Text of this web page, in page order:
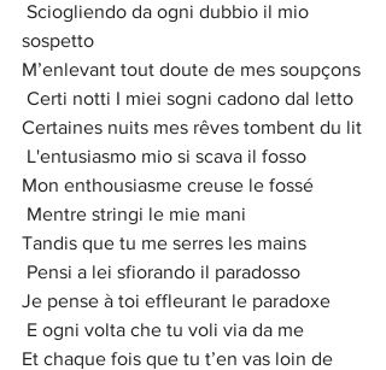
sospetto
M’enlevant tout doute de mes soupçons
Certi notti I miei sogni cadono dal letto
Certaines nuits mes rêves tombent du lit
L'entusiasmo mio si scava il fosso
Mon enthousiasme creuse le fossé
Mentre stringi le mie mani
Tandis que tu me serres les mains
Pensi a lei sfiorando il paradosso
Je pense à toi effleurant le paradoxe
E ogni volta che tu voli via da me
Et chaque fois que tu t’en vas loin de